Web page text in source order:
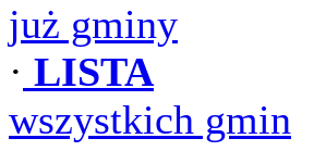
już gminy
· LISTA
wszystkich gmin